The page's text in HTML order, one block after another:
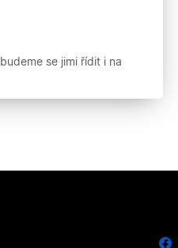
se jimi řídit i na